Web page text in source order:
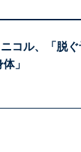
コル、「脱
」